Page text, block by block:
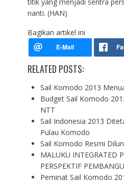
titik yang menjadi sentra
nanti. (HAN)
Bagikan artikel ini
RELATED POSTS:
Sail Komodo 2013
Budget Sail Komodo
NTT
Sail Indonesia 2013
Pulau Komodo
Sail Komodo Resmi
MALUKU INTEGRATED
PERSPEKTIF
Peminat Sail Komodo